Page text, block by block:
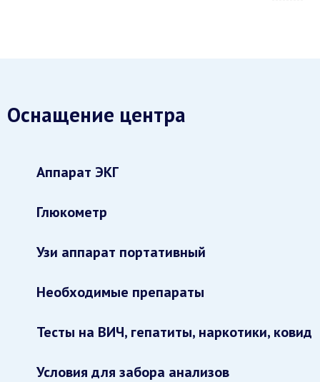
Оснащение центра
Аппарат ЭКГ
Глюкометр
Узи аппарат портативный
Необходимые препараты
Тесты на ВИЧ, гепатиты, наркотики, ковид
Условия для забора анализов